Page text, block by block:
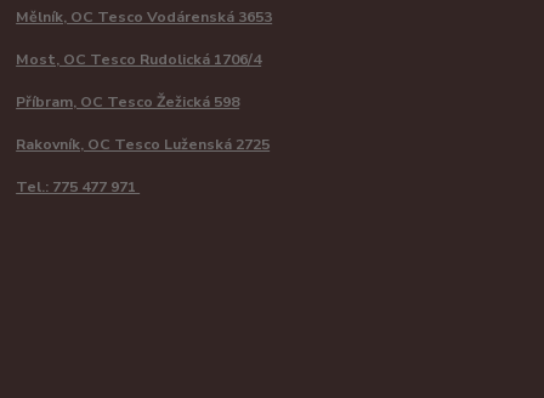
Mělník, OC Tesco Vodárenská 3653
Most, OC Tesco Rudolická 1706/4
Příbram, OC Tesco Žežická 598
Rakovník, OC Tesco Luženská 2725
Tel.: 775 477 971